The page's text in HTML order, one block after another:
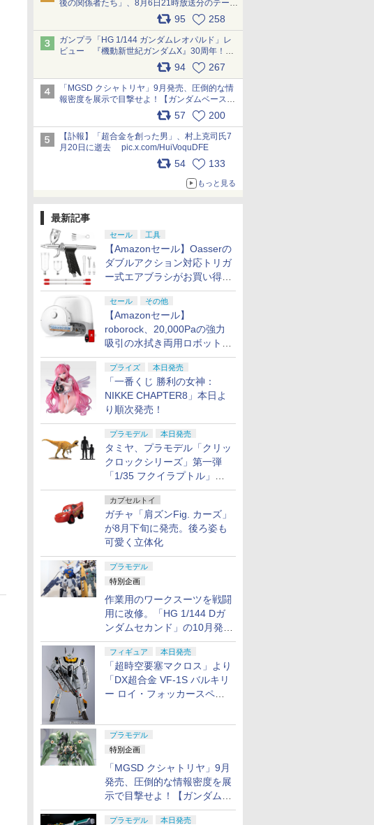
後の関係者たち」、8月6日21時放送分のテーマ
は「超合金」！ pic.x.com/uWyt1uyuFm
95 258
ガンプラ「HG 1/144 ガンダムレオパルド」レ
ビュー 『機動新世紀ガンダムX』30周年！イ
ンナーアームガトリングの変形機構まで再現し
最新フォーマットでキット化！
pic.x.com/nszPIDTpbg
94 267
「MGSD クシャトリヤ」9月発売、圧倒的な情
報密度を展示で目撃せよ！【ガンダムベース撮
り下ろし】 pic.x.com/3rPjsfk7qZ
57 200
【訃報】「超合金を創った男」、村上克司氏7
月20日に逝去 pic.x.com/HuiVoquDFE
54 133
もっと見る
最新記事
セール 工具
【Amazonセール】Oasserの
ダブルアクション対応トリガ
ー式エアブラシがお買い得価
格で登場！
セール その他
【Amazonセール】
roborock、20,000Paの強力
吸引の水拭き両用ロボット掃
除機「Qrevo Curv 2 Flow」
がお買い得！
プライズ 本日発売
「一番くじ 勝利の女神：
NIKKE CHAPTER8」本日よ
り順次発売！
プラモデル 本日発売
タミヤ、プラモデル「クリッ
クロックシリーズ」第一弾
「1/35 フクイラプトル」本
日発売！
カプセルトイ
ガチャ「肩ズンFig. カーズ」
が8月下旬に発売。後ろ姿も
可愛く立体化
プラモデル
特別企画
作業用のワークスーツを戦闘
用に改修。「HG 1/144 Dガ
ンダムセカンド」の10月発送
分が予約受付中【ガンダムベ
ース撮り下ろし】
フィギュア 本日発売
「超時空要塞マクロス」より
「DX超合金 VF-1S バルキリ
ー ロイ・フォッカースペシ
プラモデル
特別企画
「MGSD クシャトリヤ」9月
発売、圧倒的な情報密度を展
示で目撃せよ！【ガンダムベ
ース撮り下ろし】
プラモデル 本日発売